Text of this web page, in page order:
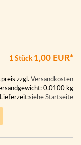
1 Stück 1,00 EUR*
zzgl. Versandkosten
0.0100 kg
Lieferzeit:siehe Startseite